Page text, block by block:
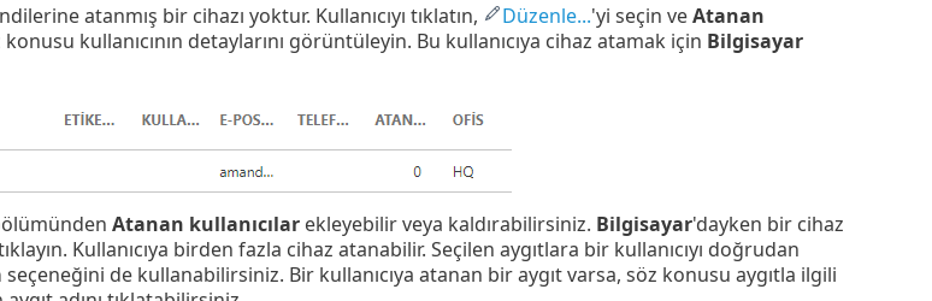
atanmış bir cihazı yoktur. Kullanıcıyı tıklatın, Düzenle...'yi seçin veAtanan
kullanıcının detaylarını görüntüleyin. Bu kullanıcıya cihaz atamak için Bilgisayar
Atanan kullanıcılarekleyebilir veya kaldırabilirsiniz. Bilgisayar'dayken bir cihaz
Kullanıcıya birden fazla cihaz atanabilir. Seçilen aygıtlara bir kullanıcıyı doğrudan
seçeneğini de kullanabilirsiniz. Bir kullanıcıya atanan bir aygıt varsa, söz konusu aygıtla ilgili